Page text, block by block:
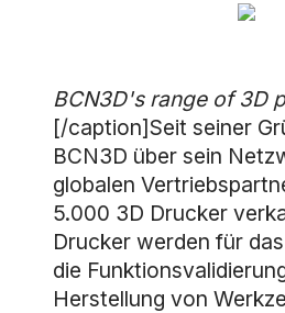
BCN3D's range of 3D
[/caption]Seit seiner
BCN3D über sein
globalen
5.000 3D Drucker
Drucker werden für
die
Herstellung von